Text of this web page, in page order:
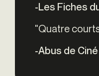
-Les Fiches
"Quatre
-Abus de Ciné